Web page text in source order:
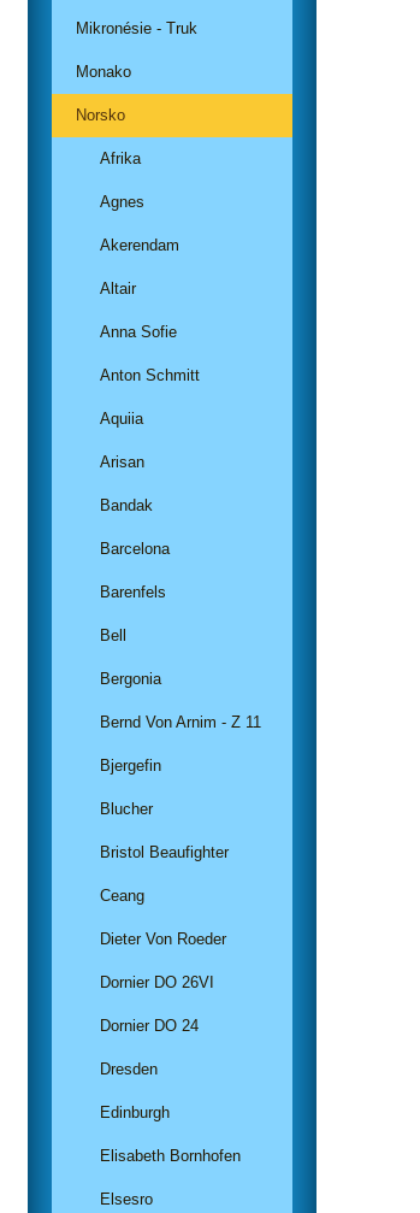
Mikronésie - Truk
Monako
Norsko
Afrika
Agnes
Akerendam
Altair
Anna Sofie
Anton Schmitt
Aquiia
Arisan
Bandak
Barcelona
Barenfels
Bell
Bergonia
Bernd Von Arnim - Z 11
Bjergefin
Blucher
Bristol Beaufighter
Ceang
Dieter Von Roeder
Dornier DO 26VI
Dornier DO 24
Dresden
Edinburgh
Elisabeth Bornhofen
Elsesro